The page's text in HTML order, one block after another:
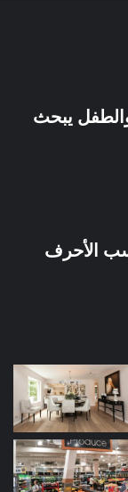
والطفل يبحث
الأحرف